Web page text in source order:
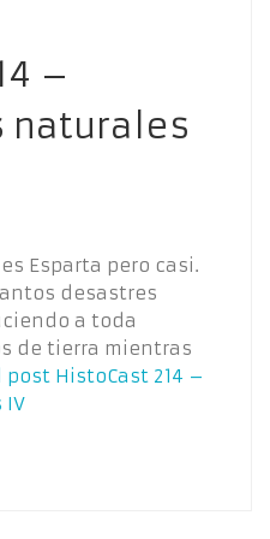
–
naturales
Esparta pero casi.
desastres
a toda
de tierra mientras
post HistoCast 214 –
IV